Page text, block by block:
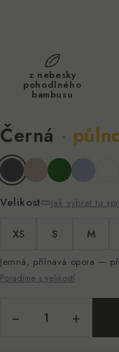
z nebesky
pohodlného
bambusu
Černá ·
Velikost Jak vybrat tu
XS S M
Jemná, přilnavá opora —
Poradíme s velikostí
− +